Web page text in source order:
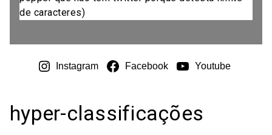
de caracteres)
Instagram Facebook Youtube
hyper-classificações